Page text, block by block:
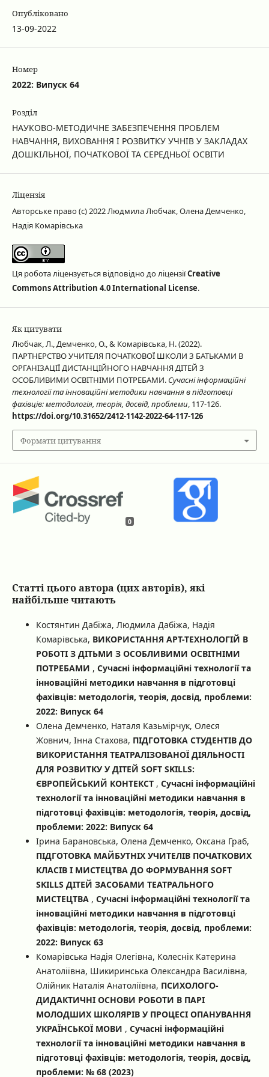
Опубліковано
13-09-2022
Номер
2022: Випуск 64
Розділ
НАУКОВО-МЕТОДИЧНЕ ЗАБЕЗПЕЧЕННЯ ПРОБЛЕМ
НАВЧАННЯ, ВИХОВАННЯ І РОЗВИТКУ УЧНІВ У ЗАКЛАДАХ
ДОШКІЛЬНОЇ, ПОЧАТКОВОЇ ТА СЕРЕДНЬОЇ ОСВІТИ
Ліцензія
Авторське право (c) 2022 Людмила Любчак, Олена Демченко,
Надія Комарівська
Ця робота ліцензується відповідно до ліцензіїCreative
Commons Attribution 4.0 International License.
Як цитувати
Любчак, Л., Демченко, О., & Комарівська, Н. (2022).
ПАРТНЕРСТВО УЧИТЕЛЯ ПОЧАТКОВОЇ ШКОЛИ З БАТЬКАМИ В
ОРГАНІЗАЦІЇ ДИСТАНЦІЙНОГО НАВЧАННЯ ДІТЕЙ З
ОСОБЛИВИМИ ОСВІТНІМИ ПОТРЕБАМИ. Сучасні інформаційні
технології та інноваційні методики навчання в підготовці
фахівців: методологія, теорія, досвід, проблеми, 117-126.
https://doi.org/10.31652/2412-1142-2022-64-117-126
Формати цитування
0
Статті цього автора (цих авторів), які
найбільше читають
Костянтин Дабіжа, Людмила Дабіжа, Надія
Комарівська, ВИКОРИСТАННЯ АРТ-ТЕХНОЛОГІЙ В
РОБОТІ З ДІТЬМИ З ОСОБЛИВИМИ ОСВІТНІМИ
ПОТРЕБАМИ , Сучасні інформаційні технології та
інноваційні методики навчання в підготовці
фахівців: методологія, теорія, досвід, проблеми:
2022: Випуск 64
Олена Демченко, Наталя Казьмірчук, Олеся
Жовнич, Інна Стахова, ПІДГОТОВКА СТУДЕНТІВ ДО
ВИКОРИСТАННЯ ТЕАТРАЛІЗОВАНОЇ ДІЯЛЬНОСТІ
ДЛЯ РОЗВИТКУ У ДІТЕЙ SOFT SKILLS:
ЄВРОПЕЙСЬКИЙ КОНТЕКСТ , Сучасні інформаційні
технології та інноваційні методики навчання в
підготовці фахівців: методологія, теорія, досвід,
проблеми: 2022: Випуск 64
Ірина Барановська, Олена Демченко, Оксана Граб,
ПІДГОТОВКА МАЙБУТНІХ УЧИТЕЛІВ ПОЧАТКОВИХ
КЛАСІВ І МИСТЕЦТВА ДО ФОРМУВАННЯ SOFT
SKILLS ДІТЕЙ ЗАСОБАМИ ТЕАТРАЛЬНОГО
МИСТЕЦТВА , Сучасні інформаційні технології та
інноваційні методики навчання в підготовці
фахівців: методологія, теорія, досвід, проблеми:
2022: Випуск 63
Комарівська Надія Олегівна, Колеснік Катерина
Анатоліївна, Шикиринська Олександра Василівна,
Олійник Наталія Анатоліївна, ПСИХОЛОГО-
ДИДАКТИЧНІ ОСНОВИ РОБОТИ В ПАРІ
МОЛОДШИХ ШКОЛЯРІВ У ПРОЦЕСІ ОПАНУВАННЯ
УКРАЇНСЬКОЇ МОВИ , Сучасні інформаційні
технології та інноваційні методики навчання в
підготовці фахівців: методологія, теорія, досвід,
проблеми: № 68 (2023)